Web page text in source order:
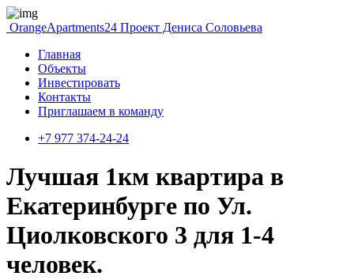
OrangeApartments24 Проект Дениса Соловьева
Главная
Объекты
Инвестировать
Контакты
Приглашаем в команду
+7 977 374-24-24
Лучшая 1км квартира в
Екатеринбурге по Ул.
Циолковского 3 для 1-4
человек.